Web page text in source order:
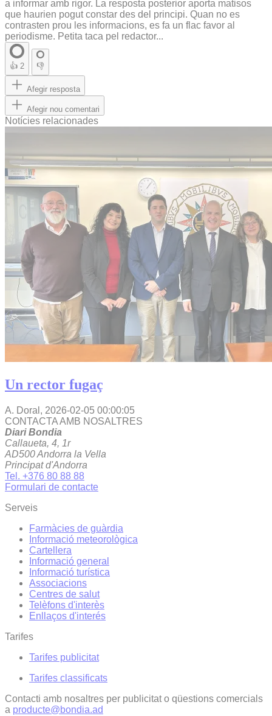
a informar amb rigor. La resposta posterior aporta matisos
que haurien pogut constar des del principi. Quan no es
contrasten prou les informacions, es fa un flac favor al
periodisme. Petita taca pel redactor...
👍 2 👎
Afegir resposta
Afegir nou comentari
Notícies relacionades
Un rector fugaç
A. Doral, 2026-02-05 00:00:05
CONTACTA AMB NOSALTRES
Diari Bondia
Callaueta, 4, 1r
AD500 Andorra la Vella
Principat d'Andorra
Tel. +376 80 88 88
Formulari de contacte
Serveis
Farmàcies de guàrdia
Informació meteorològica
Cartellera
Informació general
Informació turística
Associacions
Centres de salut
Telèfons d'interès
Enllaços d'interés
Tarifes
Tarifes publicitat
Tarifes classificats
Contacti amb nosaltres per publicitat o qüestions comercials
a producte@bondia.ad